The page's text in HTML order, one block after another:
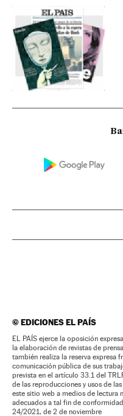
©EDICIONES EL PAÍS
EL PAÍS ejerce la oposición
la elaboración de revistas de
también realiza la reserva expresa
comunicación pública de sus
prevista en el artículo 33.1 del
de las reproducciones y usos de
este sitio web a medios de lectura
adecuados a tal fin de
24/2021, de 2 de noviembre